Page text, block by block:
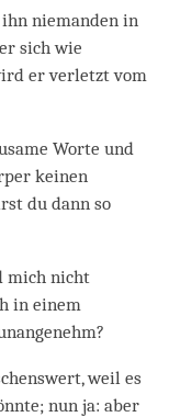
niemanden in
sich wie
er verletzt vom
Worte und
keinen
du dann so
mich nicht
in einem
weil es
nun ja: aber